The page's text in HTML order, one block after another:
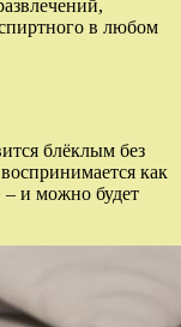
в любом
блёклым без
как
– и можно будет